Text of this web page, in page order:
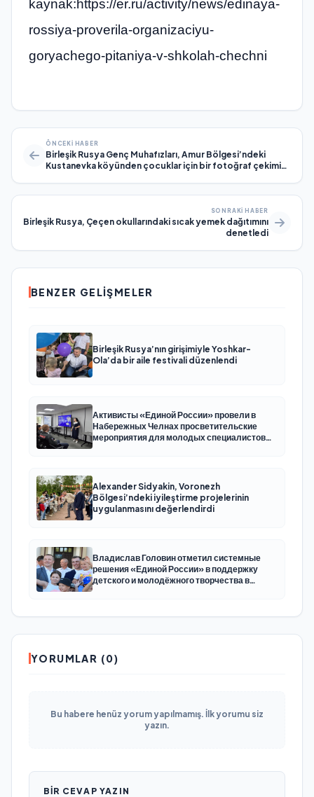
kaynak:https://er.ru/activity/news/edinaya-
rossiya-proverila-organizaciyu-
goryachego-pitaniya-v-shkolah-chechni
ÖNCEKI HABER
Birleşik Rusya Genç Muhafızları, Amur Bölgesi’ndeki
Kustanevka köyünden çocuklar için bir fotoğraf çekimi
SONRAKI HABER
Birleşik Rusya, Çeçen okullarındaki sıcak yemek dağıtımını
denetledi
BENZER GELIŞMELER
Birleşik Rusya’nın girişimiyle Yoshkar-
Ola’da bir aile festivali düzenlendi
Активисты «Единой России» провели в
Набережных Челнах просветительские
мероприятия для молодых специалистов
Alexander Sidyakin, Voronezh
Bölgesi’ndeki iyileştirme projelerinin
uygulanmasını değerlendirdi
Владислав Головин отметил системные
решения «Единой России» в поддержку
детского и молодёжного творчества в
YORUMLAR (0)
Bu habere henüz yorum yapılmamış. İlk yorumu siz
yazın.
BIR CEVAP YAZIN